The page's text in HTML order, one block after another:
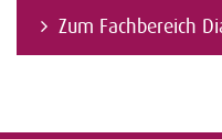
Zum Fachbereich